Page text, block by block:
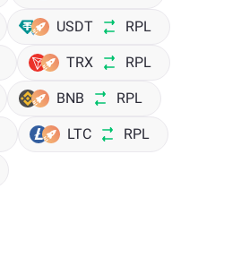
USDT RPL
TRX RPL
BNB RPL
LTC RPL